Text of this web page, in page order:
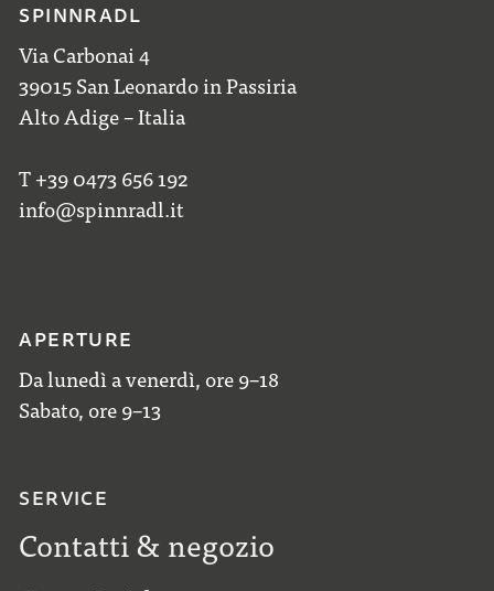
SPINNRADL
Via Carbonai 4
39015 San Leonardo in Passiria
Alto Adige – Italia
T +39 0473 656 192
info@spinnradl.it
APERTURE
Da lunedì a venerdì, ore 9–18
Sabato, ore 9–13
SERVICE
Contatti & negozio